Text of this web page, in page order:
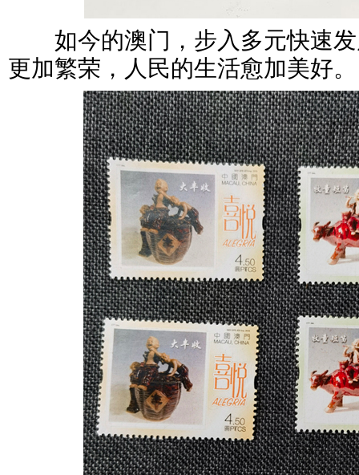
如今的澳门，步入多元快速发
更加繁荣，人民的生活愈加美好。